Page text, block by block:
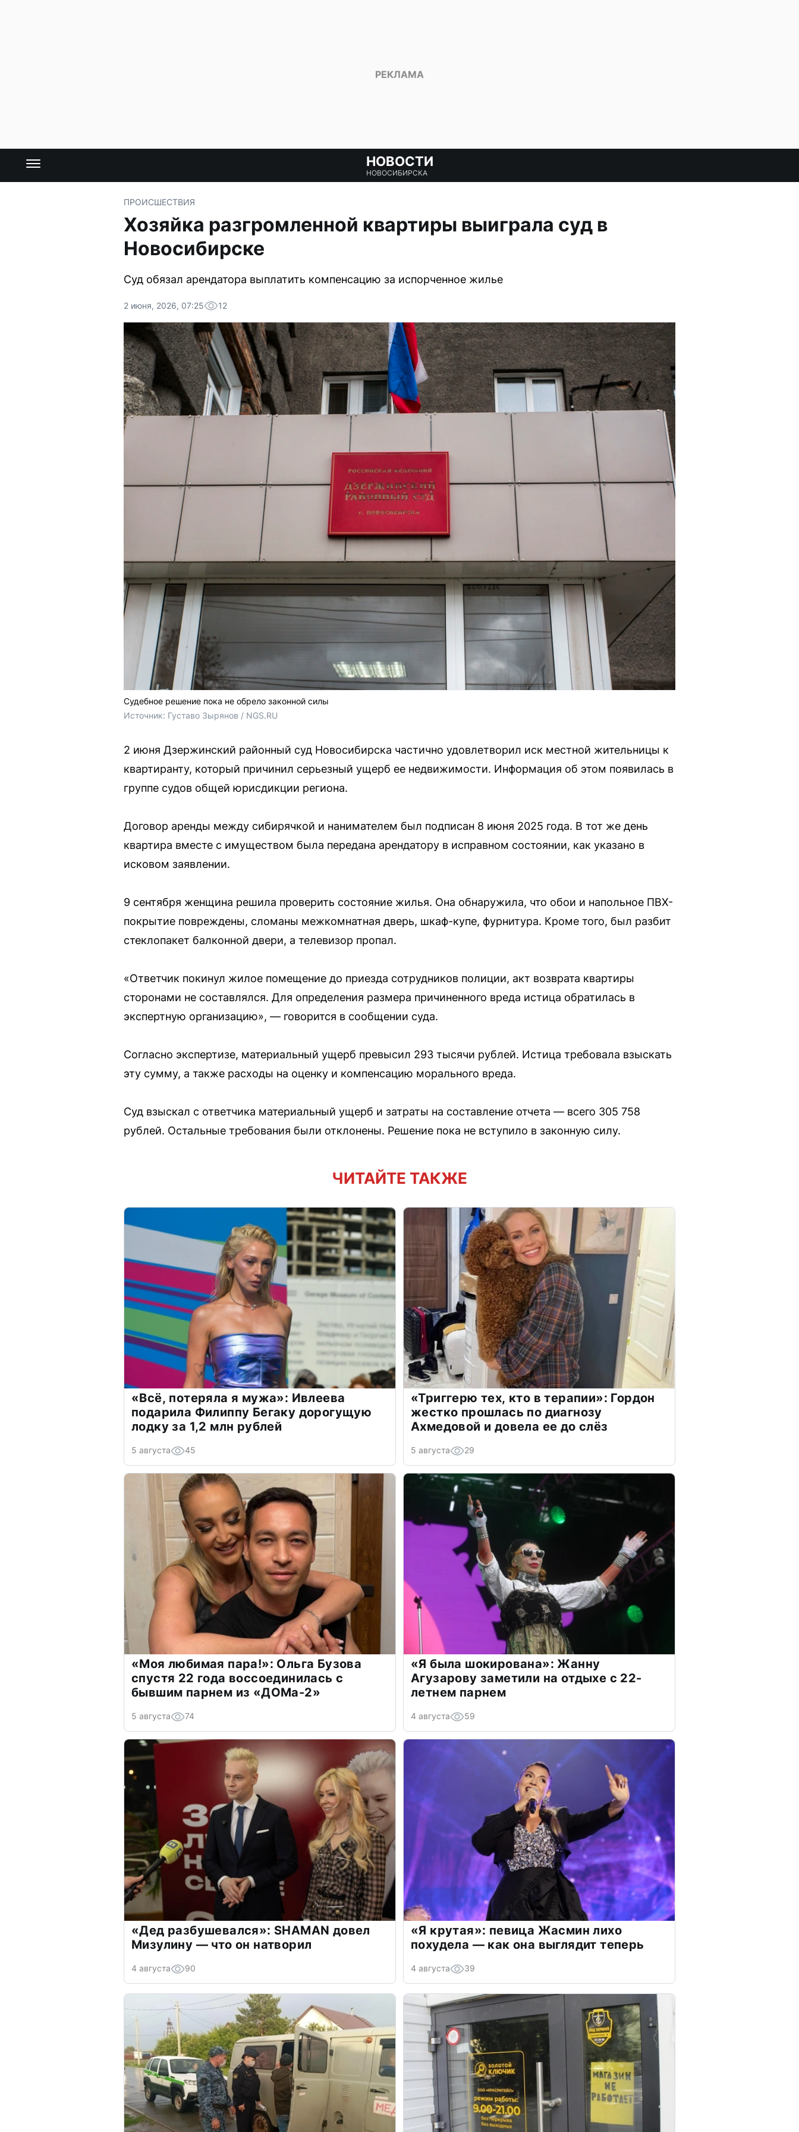
НОВОСТИ
НОВОСИБИРСКА
ПРОИСШЕСТВИЯ
Хозяйка разгромленной квартиры выиграла суд в
Новосибирске
Суд обязал арендатора выплатить компенсацию за испорченное жилье
2 июня, 2026, 07:25 12
Судебное решение пока не обрело законной силы
Источник: Густаво Зырянов / NGS.RU
2 июня Дзержинский районный суд Новосибирска частично удовлетворил иск местной жительницы к
квартиранту, который причинил серьезный ущерб ее недвижимости. Информация об этом появилась в
группе судов общей юрисдикции региона.
Договор аренды между сибирячкой и нанимателем был подписан 8 июня 2025 года. В тот же день
квартира вместе с имуществом была передана арендатору в исправном состоянии, как указано в
исковом заявлении.
9 сентября женщина решила проверить состояние жилья. Она обнаружила, что обои и напольное ПВХ-
покрытие повреждены, сломаны межкомнатная дверь, шкаф-купе, фурнитура. Кроме того, был разбит
стеклопакет балконной двери, а телевизор пропал.
«Ответчик покинул жилое помещение до приезда сотрудников полиции, акт возврата квартиры
сторонами не составлялся. Для определения размера причиненного вреда истица обратилась в
экспертную организацию», — говорится в сообщении суда.
Согласно экспертизе, материальный ущерб превысил 293 тысячи рублей. Истица требовала взыскать
эту сумму, а также расходы на оценку и компенсацию морального вреда.
Суд взыскал с ответчика материальный ущерб и затраты на составление отчета — всего 305 758
рублей. Остальные требования были отклонены. Решение пока не вступило в законную силу.
ЧИТАЙТЕ ТАКЖЕ
«Всё, потеряла я мужа»: Ивлеева
подарила Филиппу Бегаку дорогущую
лодку за 1,2 млн рублей
5 августа 45
«Триггерю тех, кто в терапии»: Гордон
жестко прошлась по диагнозу
Ахмедовой и довела ее до слёз
5 августа 29
«Моя любимая пара!»: Ольга Бузова
спустя 22 года воссоединилась с
бывшим парнем из «ДОМа-2»
5 августа 74
«Я была шокирована»: Жанну
Агузарову заметили на отдыхе с 22-
летнем парнем
4 августа 59
«Дед разбушевался»: SHAMAN довел
Мизулину — что он натворил
4 августа 90
«Я крутая»: певица Жасмин лихо
похудела — как она выглядит теперь
4 августа 39